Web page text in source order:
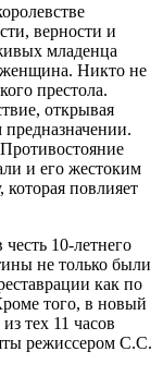
верности и
младенца
женщина. Никто не
престола.
открывая
Противостояние
и его жестоким
которая повлияет
10-летнего
не только были
как по
того, в новый
тех 11 часов
режиссером С.С.